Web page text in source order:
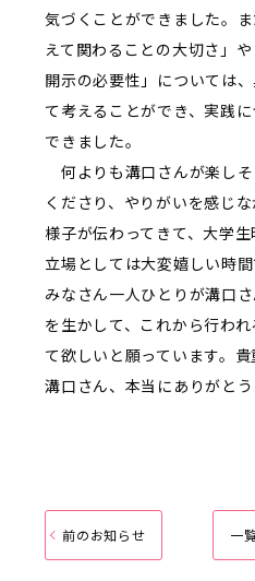
気づくことができました。
えて関わることの大切さ」
開示の必要性」については
て考えることができ、実践
できました。
何よりも溝口さんが楽し
くださり、やりがいを感じ
様子が伝わってきて、大学
立場としては大変嬉しい時
みなさん一人ひとりが溝口
を生かして、これから行わ
て欲しいと願っています。
溝口さん、本当にありがとう
前のお知らせ 一